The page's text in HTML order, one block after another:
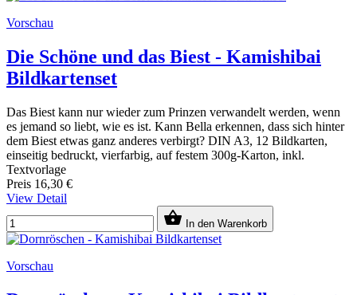
Vorschau
Die Schöne und das Biest - Kamishibai
Bildkartenset
Das Biest kann nur wieder zum Prinzen verwandelt werden, wenn
es jemand so liebt, wie es ist. Kann Bella erkennen, dass sich hinter
dem Biest etwas ganz anderes verbirgt? DIN A3, 12 Bildkarten,
einseitig bedruckt, vierfarbig, auf festem 300g-Karton, inkl.
Textvorlage
Preis 16,30 €
View Detail
 In den Warenkorb
Vorschau